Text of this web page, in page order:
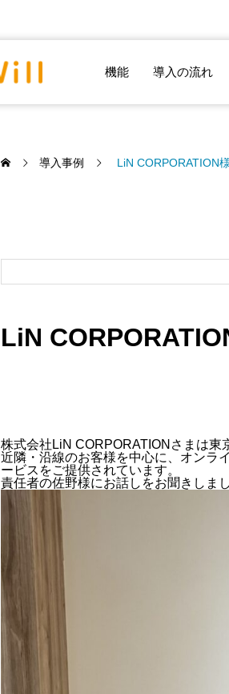
機能 導入の流れ
導入事例 LiN CORPORATION様
LiN
株式会社LiN CORPORATION さまは東
近隣・沿線のお客様を中心に、オンラ
ービスをご提供されています。
責任者の佐野様にお話しをお聞きしまし